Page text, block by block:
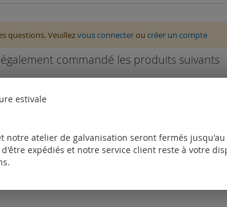
questions. Veuillezvous connecterou créer un compte
commandé les produits suivants
estivale
notre atelier de galvanisation seront fermés jusqu'au
expédiés et notre service client reste à votre